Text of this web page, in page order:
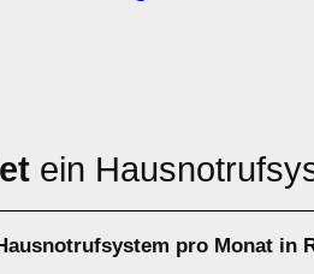
ein
pro Monat in